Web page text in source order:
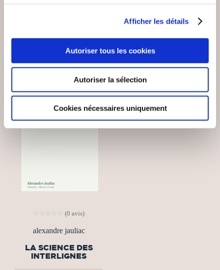
Afficher les détails
Autoriser tous les cookies
Autoriser la sélection
Cookies nécessaires uniquement
(0 avis)
alexandre jauliac
LA SCIENCE DES
INTERLIGNES